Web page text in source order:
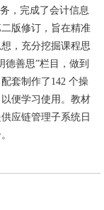
，完成了会计信息
版修订，旨在精准
，充分挖掘课程思
德善思”栏目，做到
套制作了142 个操
便学习使用。教材
应链管理子系统日